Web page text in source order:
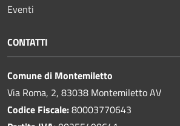
Eventi
CONTATTI
Comune di Montemiletto
Via Roma, 2, 83038 Montemiletto AV
Codice Fiscale:80003770643